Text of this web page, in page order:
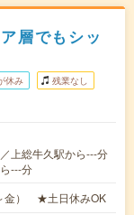
層でもシッ
休み 残業なし
上総牛久駅から---分
---分
金） ★土日休みOK